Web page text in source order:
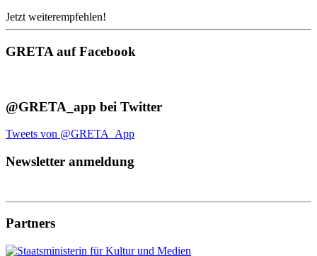
Jetzt weiterempfehlen!
GRETA auf Facebook
@GRETA_app bei Twitter
Tweets von @GRETA_App
Newsletter anmeldung
Partners